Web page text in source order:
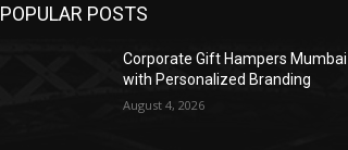
POPULAR POSTS
Corporate Gift Hampers Mumbai
with Personalized Branding
August 4, 2026